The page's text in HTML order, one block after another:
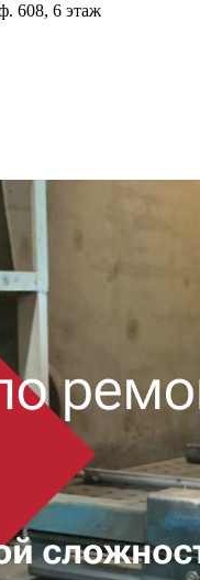
608, 6 этаж